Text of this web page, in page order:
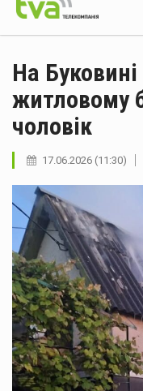
На
житловому
чоловік
17.06.2026 (11:30)